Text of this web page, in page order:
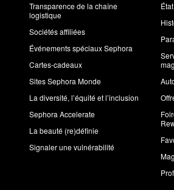
Transparence de la chaîne
logistique
Sociétés affiliées
Événements spéciaux Sephora
Cartes-cadeaux
Sites Sephora Monde
La diversité, l’équité et l’inclusion
Sephora Accelerate
La beauté (re)définie
Signaler une vulnérabilité